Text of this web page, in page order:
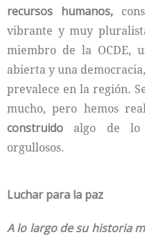
recursos humanos,
vibrante y muy
miembro de la OCDE,
abierta y una
prevalece en la región.
mucho, pero hemos
construido algo de lo
orgullosos.
Luchar para la paz
A lo largo de su historia